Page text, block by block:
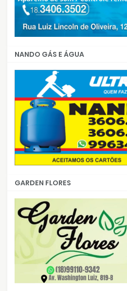
NANDO GÁS E ÁGUA
GARDEN FLORES